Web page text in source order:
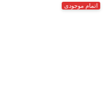
اتمام موجودی